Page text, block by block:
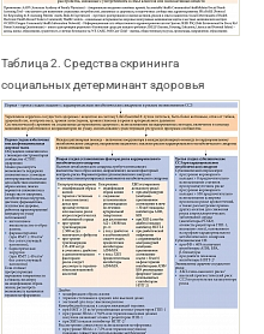
Таблица 2. Средства скрининга
социальных детерминант здоровья